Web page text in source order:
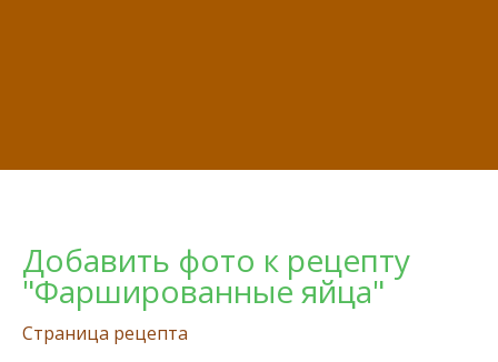
Добавить фото к рецепту
"Фаршированные яйца"
Страница рецепта